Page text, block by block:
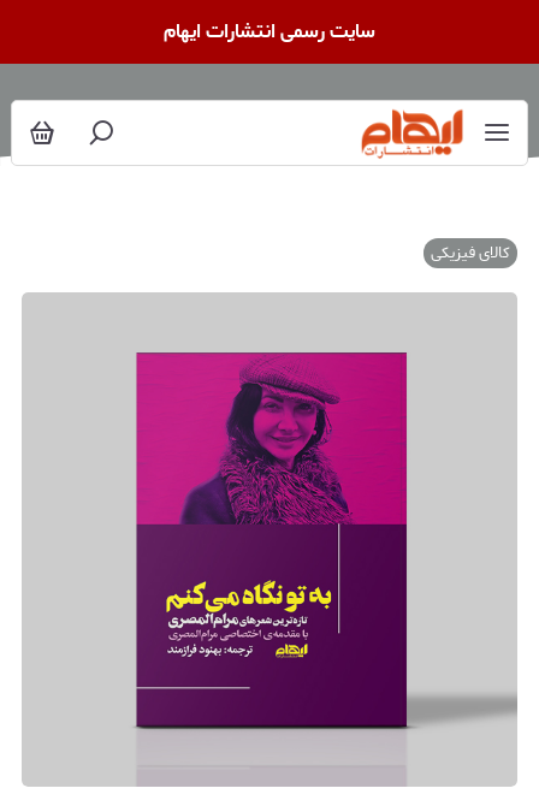
سایت رسمی انتشارات ایهام
کالای فیزیکی